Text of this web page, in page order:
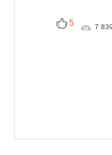
5 7 839